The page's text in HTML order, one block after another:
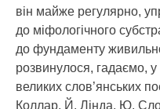
він майже регулярно,
до міфологічного
до фундаменту
розвинулося, гадаємо,
великих слов’янських
Коллар, Й. Лінда, Ю.